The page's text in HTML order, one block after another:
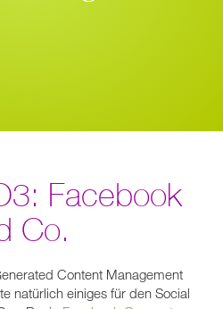
Co.
Content Management
natürlich einiges für den Social